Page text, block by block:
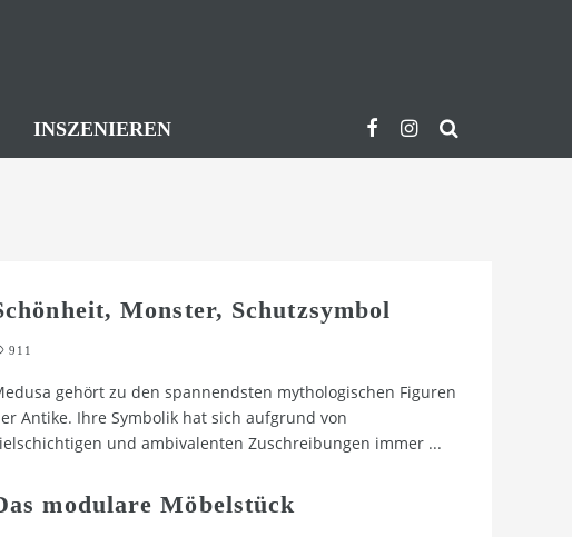
INSZENIEREN
Monster, Schutzsymbol
911
gehört zu den spannendsten mythologischen Figuren
Antike. Ihre Symbolik hat sich aufgrund von
und ambivalenten Zuschreibungen immer ...
modulare Möbelstück